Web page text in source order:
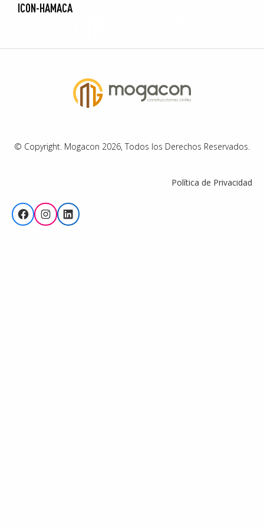
ICON-HAMACA
© Copyright. Mogacon 2026, Todos los Derechos Reservados.
Política de Privacidad
Facebook
Instagram
LinkedIn